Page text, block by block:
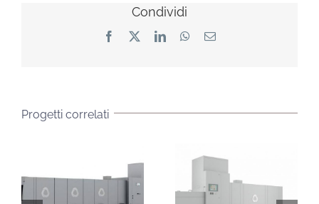
Condividi
Facebook LinkedInWhatsApp
Email
Progetti correlati